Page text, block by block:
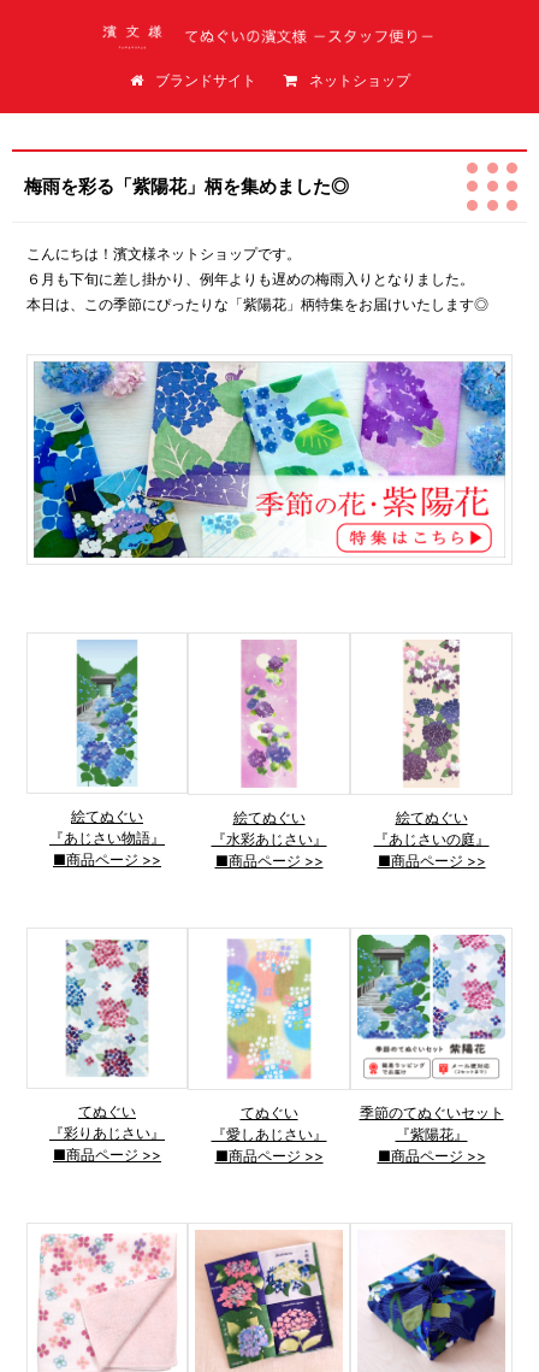
ブランドサイト ネットショップ
梅雨を彩る「紫陽花」柄を集めました◎
こんにちは！濱文様ネットショップです。
６月も下旬に差し掛かり、例年よりも遅めの梅雨入りとなりました。
本日は、この季節にぴったりな「紫陽花」柄特集をお届けいたします◎
絵てぬぐい
『あじさい物語』
■商品ページ >>
絵てぬぐい
『水彩あじさい』
■商品ページ >>
絵てぬぐい
『あじさいの庭』
■商品ページ >>
てぬぐい
『彩りあじさい』
■商品ページ >>
てぬぐい
『愛しあじさい』
■商品ページ >>
季節のてぬぐいセット
『紫陽花』
■商品ページ >>